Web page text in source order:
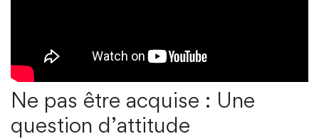
Ne pas être acquise : Une
question d’attitude